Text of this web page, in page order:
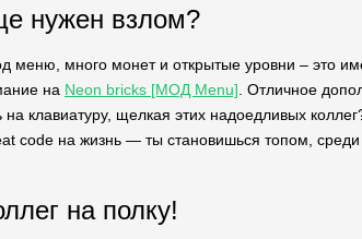
нужен взлом?
меню, много монет и открытые уровни – это
на Neon bricks [МОД Menu] . Отличное
на клавиатуру, щелкая этих надоедливых
code на жизнь — ты становишься топом,
на полку!